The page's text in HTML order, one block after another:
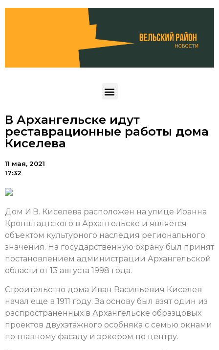
В Архангельске идут
реставрационные работы дома
Киселева
11 мая, 2021
17:32
Дом И.В. Киселева расположен на улице Иоанна
Кронштадтского в Архангельске и является
объектом культурного наследия регионального
значения. На государственную охрану был принят
постановлением администрации Архангельской
области от 13 августа 1998 года.
Строительство дома Иван Васильевич Киселев
начал еще в 1911 году. За основу был взят один из
распространенных в Архангельске образцовых
проектов двухэтажного особняка с семью окнами
по главному фасаду и эркером по центру.